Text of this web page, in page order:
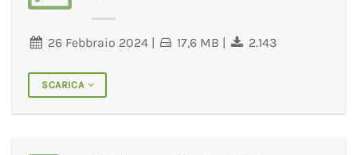
26 Febbraio 2024| 17,6 MB | 2.143
SCARICA